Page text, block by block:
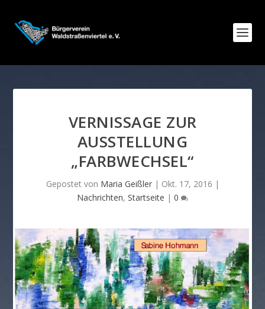
VERNISSAGE ZUR
AUSSTELLUNG
„FARBWECHSEL“
Gepostet von Maria Geißler| Okt. 17, 2016 |
Nachrichten, Startseite | 0